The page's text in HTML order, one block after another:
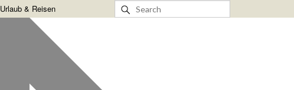
Urlaub & Reisen